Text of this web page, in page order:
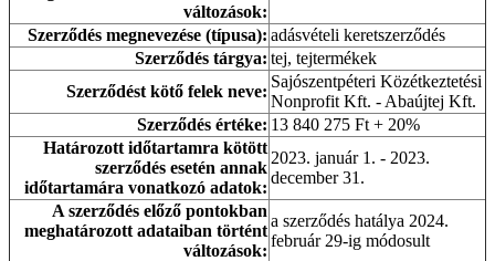
változások:
Szerződés megnevezése (típusa): adásvételi keretszerződés
Szerződés tárgya: tej, tejtermékek
Szerződést kötő felek neve:
Sajószentpéteri Közétkeztetési
Nonprofit Kft. - Abaújtej Kft.
Szerződés értéke: 13 840 275 Ft + 20%
Határozott időtartamra kötött
szerződés esetén annak
időtartamára vonatkozó adatok:
2023. január 1. - 2023.
december 31.
A szerződés előző pontokban
meghatározott adataiban történt
változások:
a szerződés hatálya 2024.
február 29-ig módosult